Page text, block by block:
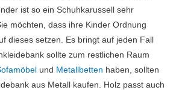
ist so ein Schuhkarussell sehr
möchten, dass ihre Kinder Ordnung
dieses setzen. Es bringt auf jeden Fall
sollte zum restlichen Raum
und Metallbetten haben, sollten
aus Metall kaufen. Holz passt auch